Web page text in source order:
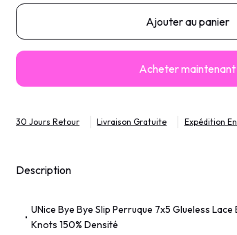
Ajouter au panier
Acheter maintenant
30 Jours Retour Livraison Gratuite Expédition
Description
UNice Bye Bye Slip Perruque 7x5 Glueless
Knots 150% Densité